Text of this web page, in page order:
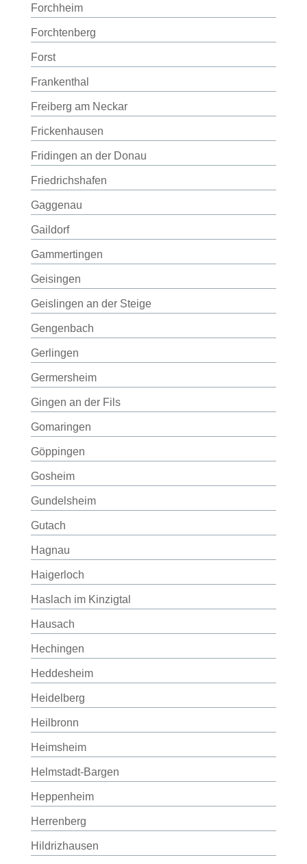
Forchheim
Forchtenberg
Forst
Frankenthal
Freiberg am Neckar
Frickenhausen
Fridingen an der Donau
Friedrichshafen
Gaggenau
Gaildorf
Gammertingen
Geisingen
Geislingen an der Steige
Gengenbach
Gerlingen
Germersheim
Gingen an der Fils
Gomaringen
Göppingen
Gosheim
Gundelsheim
Gutach
Hagnau
Haigerloch
Haslach im Kinzigtal
Hausach
Hechingen
Heddesheim
Heidelberg
Heilbronn
Heimsheim
Helmstadt-Bargen
Heppenheim
Herrenberg
Hildrizhausen